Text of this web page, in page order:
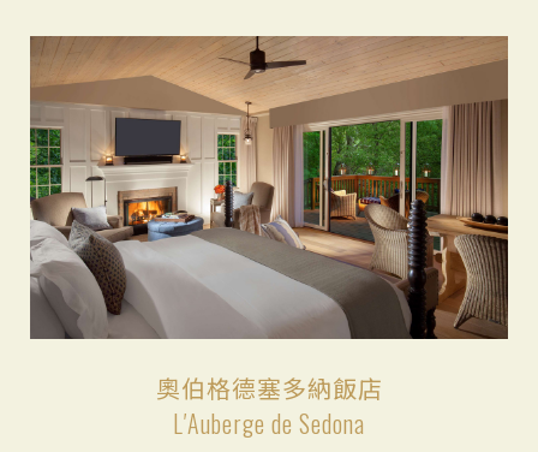
奧伯格德塞多納飯店
L′Auberge de Sedona